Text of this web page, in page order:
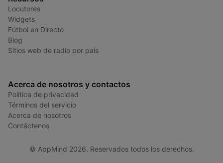
Locutores
Widgets
Fútbol en Directo
Blog
Sitios web de radio por país
Acerca de nosotros y contactos
Política de privacidad
Términos del servicio
Acerca de nosotros
Contáctenos
© AppMind 2026. Reservados todos los derechos.